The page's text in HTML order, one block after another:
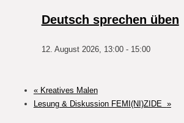
Deutsch sprechen üben
12. August 2026, 13:00- 15:00
«Kreatives Malen
Lesung & Diskussion FEMI(NI)ZIDE »